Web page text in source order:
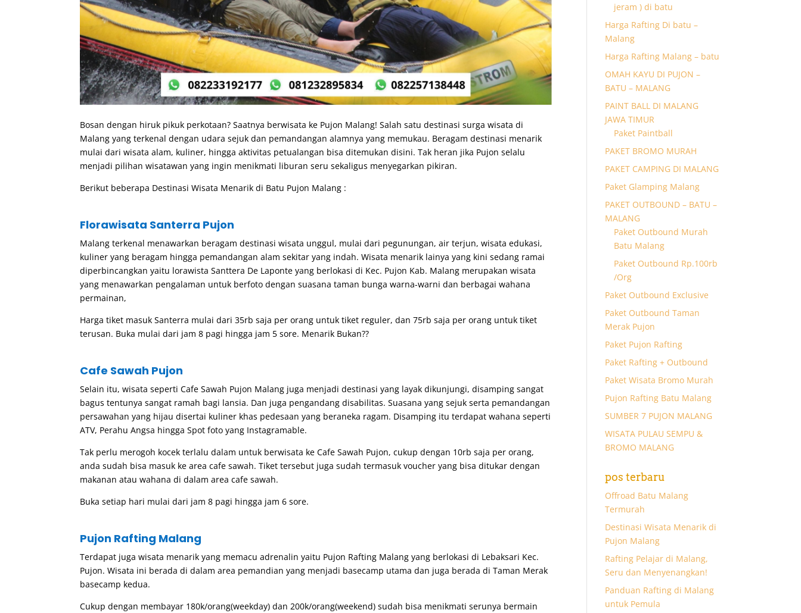
Bosan dengan hiruk pikuk perkotaan? Saatnya berwisata ke Pujon Malang! Salah satu destinasi surga wisata di
Malang yang terkenal dengan udara sejuk dan pemandangan alamnya yang memukau. Beragam destinasi menarik
mulai dari wisata alam, kuliner, hingga aktivitas petualangan bisa ditemukan disini. Tak heran jika Pujon selalu
menjadi pilihan wisatawan yang ingin menikmati liburan seru sekaligus menyegarkan pikiran.
Berikut beberapa Destinasi Wisata Menarik di Batu Pujon Malang :
Florawisata Santerra Pujon
Malang terkenal menawarkan beragam destinasi wisata unggul, mulai dari pegunungan, air terjun, wisata edukasi,
kuliner yang beragam hingga pemandangan alam sekitar yang indah. Wisata menarik lainya yang kini sedang ramai
diperbincangkan yaitu lorawista Santtera De Laponte yang berlokasi di Kec. Pujon Kab. Malang merupakan wisata
yang menawarkan pengalaman untuk berfoto dengan suasana taman bunga warna-warni dan berbagai wahana
permainan,
Harga tiket masuk Santerra mulai dari 35rb saja per orang untuk tiket reguler, dan 75rb saja per orang untuk tiket
terusan. Buka mulai dari jam 8 pagi hingga jam 5 sore. Menarik Bukan??
Cafe Sawah Pujon
Selain itu, wisata seperti Cafe Sawah Pujon Malang juga menjadi destinasi yang layak dikunjungi, disamping sangat
bagus tentunya sangat ramah bagi lansia. Dan juga pengandang disabilitas. Suasana yang sejuk serta pemandangan
persawahan yang hijau disertai kuliner khas pedesaan yang beraneka ragam. Disamping itu terdapat wahana seperti
ATV, Perahu Angsa hingga Spot foto yang Instagramable.
Tak perlu merogoh kocek terlalu dalam untuk berwisata ke Cafe Sawah Pujon, cukup dengan 10rb saja per orang,
anda sudah bisa masuk ke area cafe sawah. Tiket tersebut juga sudah termasuk voucher yang bisa ditukar dengan
makanan atau wahana di dalam area cafe sawah.
Buka setiap hari mulai dari jam 8 pagi hingga jam 6 sore.
Pujon Rafting Malang
Terdapat juga wisata menarik yang memacu adrenalin yaitu Pujon Rafting Malang yang berlokasi di Lebaksari Kec.
Pujon. Wisata ini berada di dalam area pemandian yang menjadi basecamp utama dan juga berada di Taman Merak
basecamp kedua.
Cukup dengan membayar 180k/orang(weekday) dan 200k/orang(weekend) sudah bisa menikmati serunya bermain
jeram ) di batu
Harga Rafting Di batu –
Malang
Harga Rafting Malang – batu
OMAH KAYU DI PUJON –
BATU – MALANG
PAINT BALL DI MALANG
JAWA TIMUR
Paket Paintball
PAKET BROMO MURAH
PAKET CAMPING DI MALANG
Paket Glamping Malang
PAKET OUTBOUND – BATU –
MALANG
Paket Outbound Murah
Batu Malang
Paket Outbound Rp.100rb
/Org
Paket Outbound Exclusive
Paket Outbound Taman
Merak Pujon
Paket Pujon Rafting
Paket Rafting + Outbound
Paket Wisata Bromo Murah
Pujon Rafting Batu Malang
SUMBER 7 PUJON MALANG
WISATA PULAU SEMPU &
BROMO MALANG
pos terbaru
Offroad Batu Malang
Termurah
Destinasi Wisata Menarik di
Pujon Malang
Rafting Pelajar di Malang,
Seru dan Menyenangkan!
Panduan Rafting di Malang
untuk Pemula